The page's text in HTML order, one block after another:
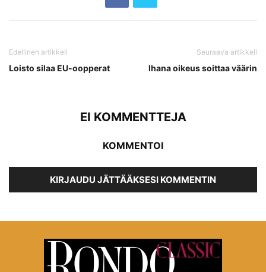
Edellinen artikkeli
Loisto silaa EU-oopperat
Seuraava artikkeli
Ihana oikeus soittaa väärin
EI KOMMENTTEJA
KOMMENTOI
KIRJAUDU JÄTTÄÄKSESI KOMMENTIN